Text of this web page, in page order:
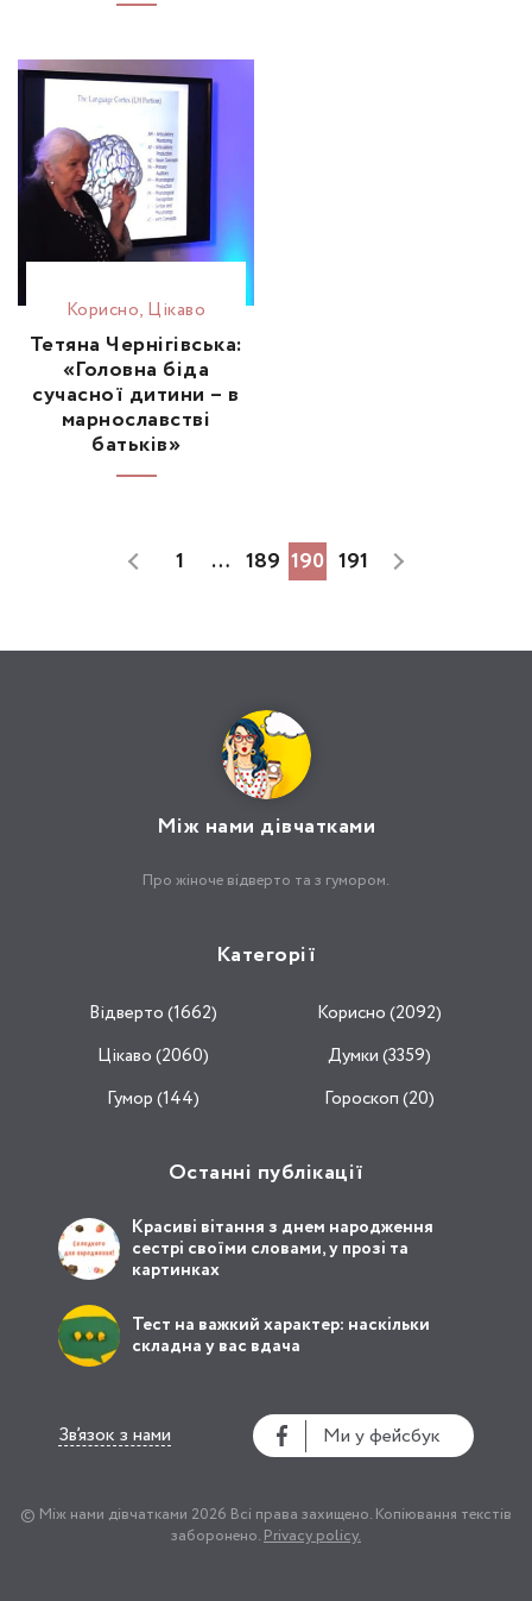
Корисно, Цікаво
Тетяна Чернігівська:
«Головна біда
сучасної дитини – в
марнославстві
батьків»
1 … 189 190 191
Між нами дівчатками
Про жіноче відверто та з гумором.
Категорії
Відвертo (1662)
Корисно (2092)
Цікаво (2060)
Думки (3359)
Гумор (144)
Гороскоп (20)
Останні публікації
Красиві вітання з днем народження
сестрі своїми словами, у прозі та
картинках
Тест на важкий характер: наскільки
складна у вас вдача
Ми у фейсбук
Зв’язок з нами
© Між нами дівчатками 2026 Всі права захищено. Копіювання текстів
заборонено.Privacy policy.